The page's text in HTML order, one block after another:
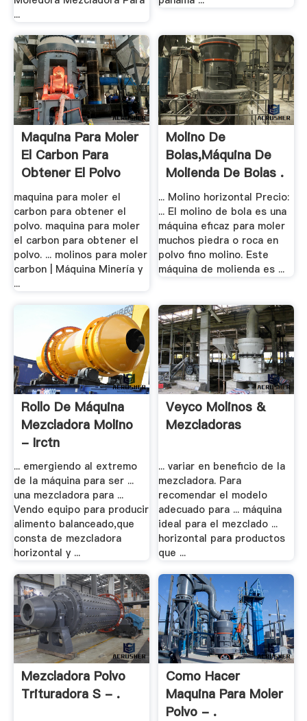
...
Maquina Para Moler
El Carbon Para
Obtener El Polvo
maquina para moler el
carbon para obtener el
polvo. maquina para moler
el carbon para obtener el
polvo. ... molinos para moler
carbon | Máquina Minería y
...
Molino De
Bolas,máquina De
Molienda De Bolas .
... Molino horizontal Precio:
... El molino de bola es una
máquina eficaz para moler
muchos piedra o roca en
polvo fino molino. Este
máquina de molienda es ...
Rollo De Máquina
Mezcladora Molino
- Irctn
... emergiendo al extremo
de la máquina para ser ...
una mezcladora para ...
Vendo equipo para producir
alimento balanceado,que
consta de mezcladora
horizontal y ...
Veyco Molinos &
Mezcladoras
... variar en beneficio de la
mezcladora. Para
recomendar el modelo
adecuado para ... máquina
ideal para el mezclado ...
horizontal para productos
que ...
Mezcladora Polvo
Trituradora S - .
Como Hacer
Maquina Para Moler
Polvo - .